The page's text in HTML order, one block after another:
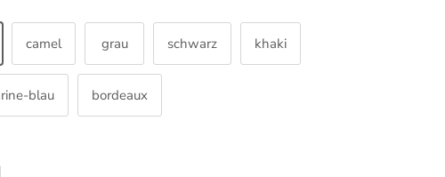
camel grau schwarz khaki
blau bordeaux